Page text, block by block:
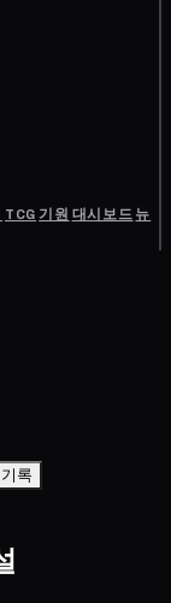
TCG기원 대시보드뉴
록